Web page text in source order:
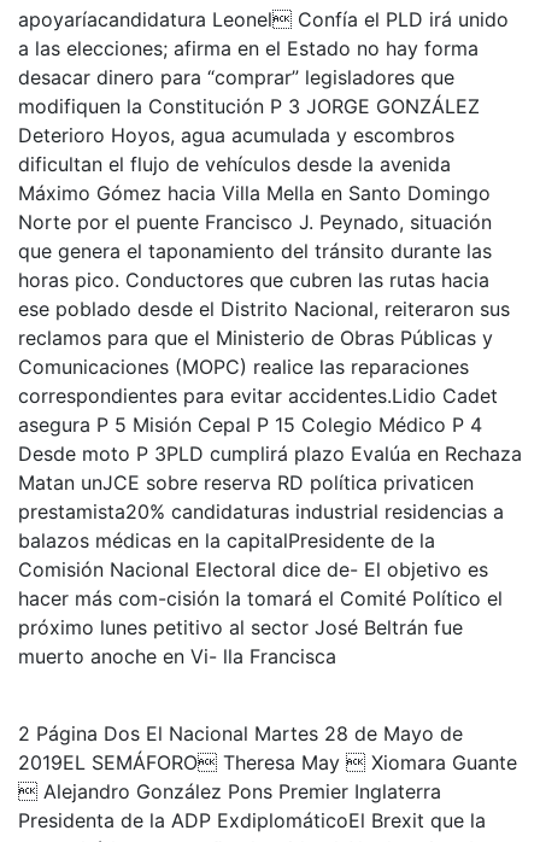
apoyaríacandidatura Leonel Confía el PLD irá unido
a las elecciones; afirma en el Estado no hay forma
desacar dinero para “comprar” legisladores que
modifiquen la Constitución P 3 JORGE GONZÁLEZ
Deterioro Hoyos, agua acumulada y escombros
dificultan el flujo de vehículos desde la avenida
Máximo Gómez hacia Villa Mella en Santo Domingo
Norte por el puente Francisco J. Peynado, situación
que genera el taponamiento del tránsito durante las
horas pico. Conductores que cubren las rutas hacia
ese poblado desde el Distrito Nacional, reiteraron sus
reclamos para que el Ministerio de Obras Públicas y
Comunicaciones (MOPC) realice las reparaciones
correspondientes para evitar accidentes.Lidio Cadet
asegura P 5 Misión Cepal P 15 Colegio Médico P 4
Desde moto P 3PLD cumplirá plazo Evalúa en Rechaza
Matan unJCE sobre reserva RD política privaticen
prestamista20% candidaturas industrial residencias a
balazos médicas en la capitalPresidente de la
Comisión Nacional Electoral dice de- El objetivo es
hacer más com-cisión la tomará el Comité Político el
próximo lunes petitivo al sector José Beltrán fue
muerto anoche en Vi- lla Francisca
2 Página Dos El Nacional Martes 28 de Mayo de
2019EL SEMÁFORO Theresa May  Xiomara Guante
 Alejandro González Pons Premier Inglaterra
Presidenta de la ADP ExdiplomáticoEl Brexit que la